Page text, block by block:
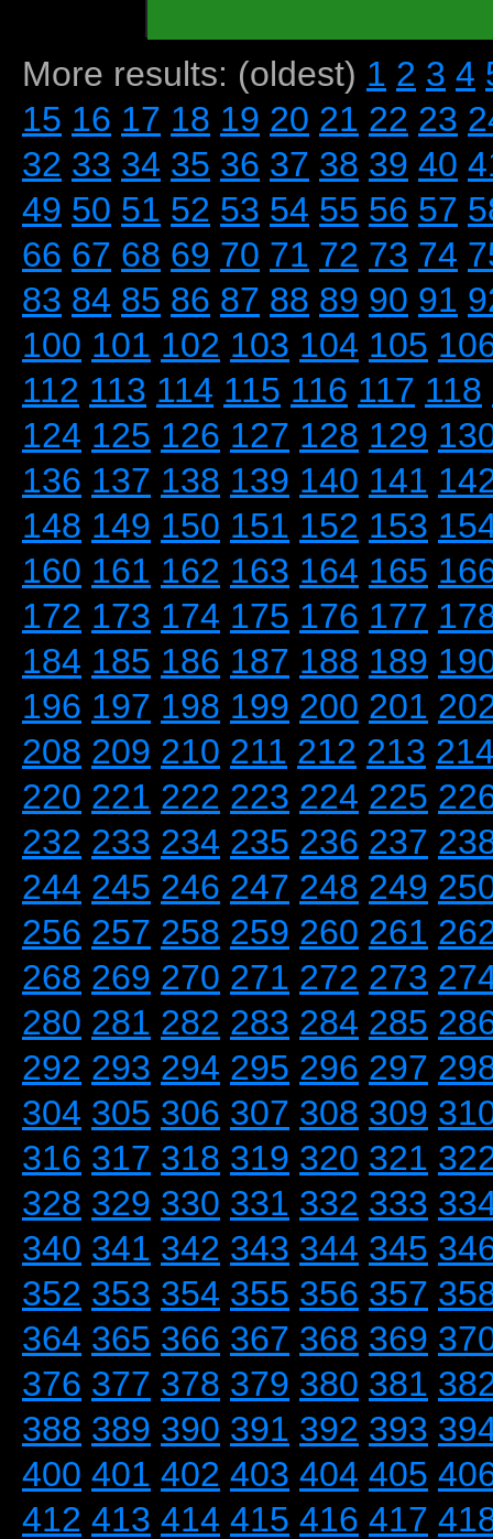
More results: (oldest) 1 2 3 4
15 16 17 18 19 20 21 22 23
32 33 34 35 36 37 38 39 40
49 50 51 52 53 54 55 56 57
66 67 68 69 70 71 72 73 74
83 84 85 86 87 88 89 90 91
100 101 102 103 104 105
112 113 114 115 116 117 118
124 125 126 127 128 129
136 137 138 139 140 141
148 149 150 151 152 153
160 161 162 163 164 165
172 173 174 175 176 177
184 185 186 187 188 189
196 197 198 199 200 201
208 209 210 211 212 213
220 221 222 223 224 225
232 233 234 235 236 237
244 245 246 247 248 249
256 257 258 259 260 261
268 269 270 271 272 273
280 281 282 283 284 285
292 293 294 295 296 297
304 305 306 307 308 309
316 317 318 319 320 321
328 329 330 331 332 333
340 341 342 343 344 345
352 353 354 355 356 357
364 365 366 367 368 369
376 377 378 379 380 381
388 389 390 391 392 393
400 401 402 403 404 405
412 413 414 415 416 417